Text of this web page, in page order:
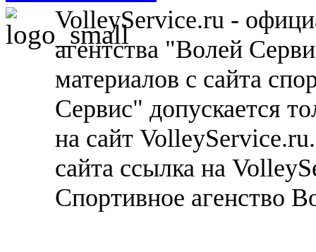
VolleyService.ru -
агентства "Волей
материалов с сайта
Сервис" допускается
на сайт
сайта ссылка на
Спортивное агенство